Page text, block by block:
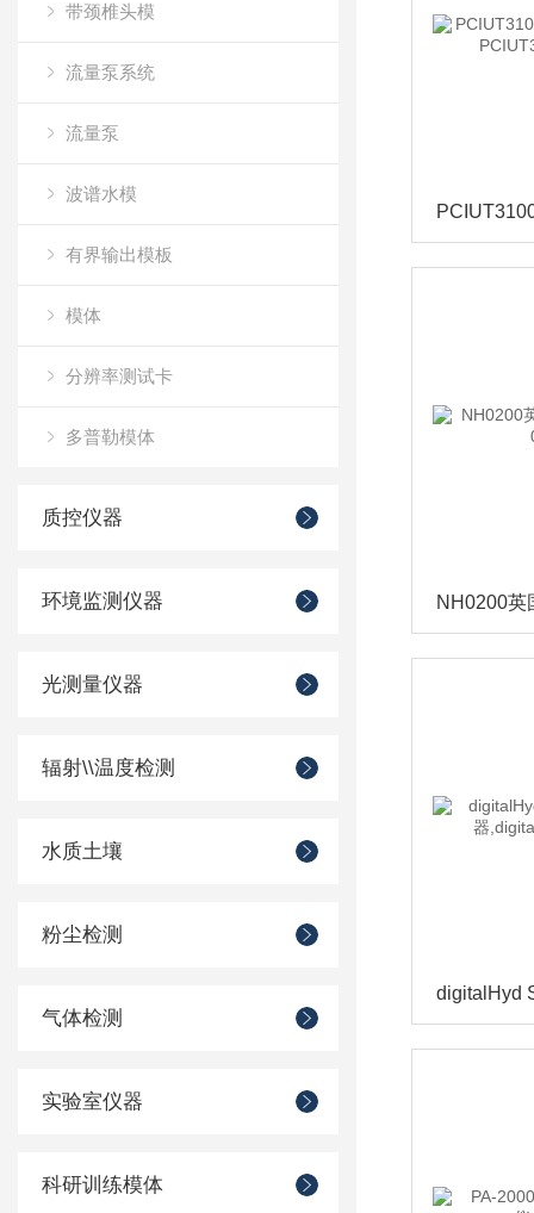
带颈椎头模
流量泵系统
流量泵
波谱水模
有界输出模板
模体
分辨率测试卡
多普勒模体
质控仪器
环境监测仪器
光测量仪器
辐射\\温度检测
水质土壤
粉尘检测
气体检测
实验室仪器
科研训练模体